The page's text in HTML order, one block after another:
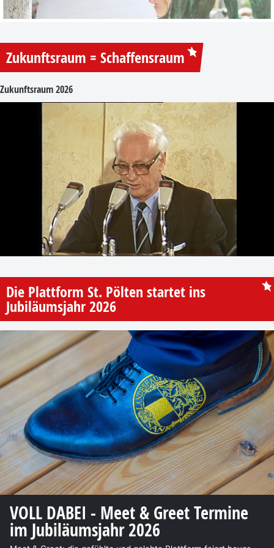
Zukunftsraum = Schaffensraum
Zukunftsraum 2026
Die Plattform St. Pölten startet ins
Jubiläumsjahr 2026
VOLL DABEI - Meet & Greet Termine
im Jubiläumsjahr 2026